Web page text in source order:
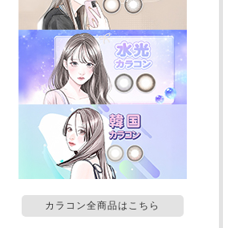
カラコン全商品はこちら